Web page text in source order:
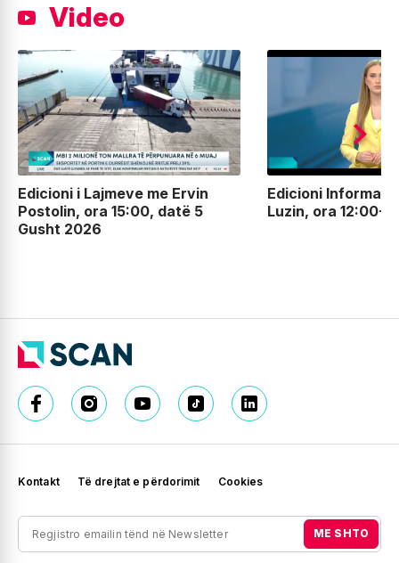
Video
Edicioni i Lajmeve me Ervin
Postolin, ora 15:00, datë 5
Gusht 2026
Edicioni
Luzin, ora 12:00-
Kontakt Të drejtat e përdorimit Cookies
ME SHTO